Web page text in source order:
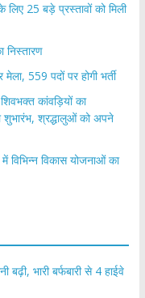
25 बड़े प्रस्तावों को मिली
निस्तारण
559 पदों पर होगी भर्ती
कांवड़ियों का
शुभारंभ, श्रद्धालुओं को अपने
विभिन्न विकास योजनाओं का
भारी बर्फबारी से 4 हाईवे